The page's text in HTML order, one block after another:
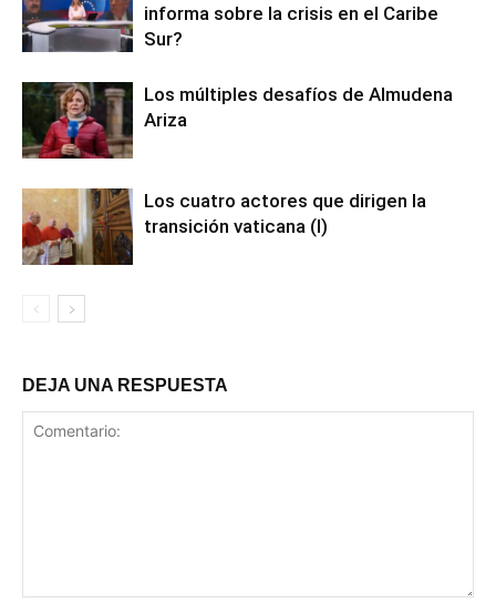
informa sobre la crisis en el Caribe
Sur?
Los múltiples desafíos de Almudena
Ariza
Los cuatro actores que dirigen la
transición vaticana (I)
DEJA UNA RESPUESTA